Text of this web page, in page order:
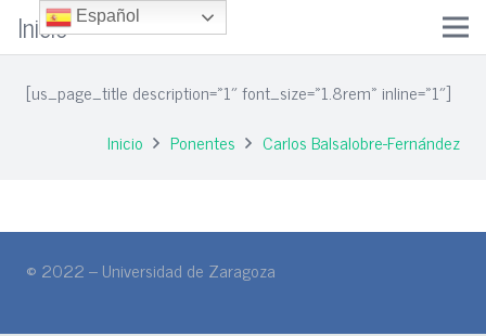
Inicio
[us_page_title description=»1″ font_size=»1.8rem» inline=»1″]
Inicio
Ponentes Carlos Balsalobre-Fernández
© 2022 – Universidad de Zaragoza
Español